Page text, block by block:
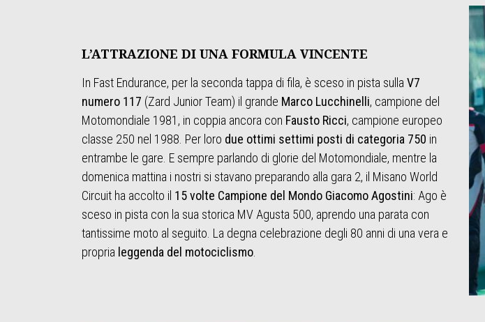
L’ATTRAZIONE DI UNA FORMULA VINCENTE
In Fast Endurance, per la seconda tappa di fila, è sceso in pista sulla V7
numero 117 (Zard Junior Team) il grande Marco Lucchinelli, campione del
Motomondiale 1981, in coppia ancora con Fausto Ricci, campione europeo
classe 250 nel 1988. Per loro due ottimi settimi posti di categoria 750 in
entrambe le gare. E sempre parlando di glorie del Motomondiale, mentre la
domenica mattina i nostri si stavano preparando alla gara 2, il Misano World
Circuit ha accolto il 15 volte Campione del Mondo Giacomo Agostini: Ago è
sceso in pista con la sua storica MV Agusta 500, aprendo una parata con
tantissime moto al seguito. La degna celebrazione degli 80 anni di una vera e
propria leggenda del motociclismo